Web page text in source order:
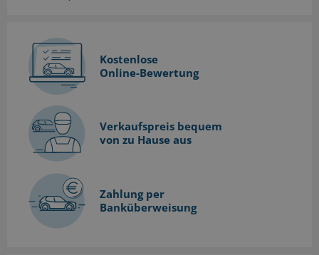
Kostenlose
Online-Bewertung
Verkaufspreis bequem
von zu Hause aus
Zahlung per
Banküberweisung